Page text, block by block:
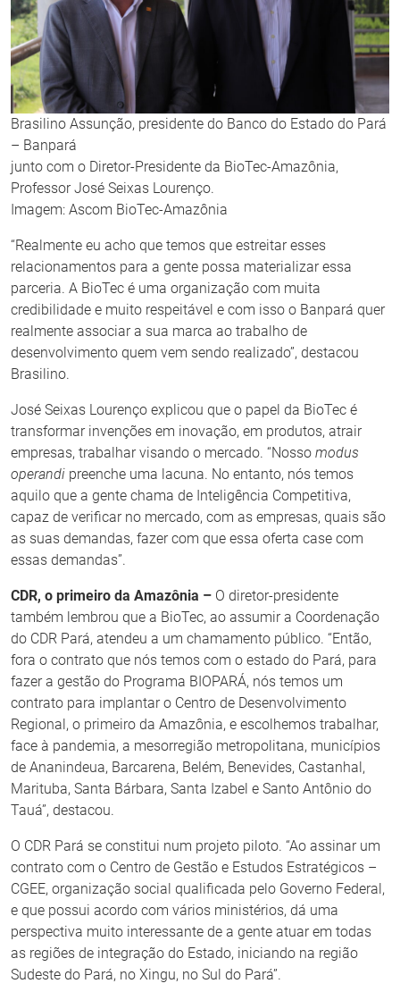
Brasilino Assunção, presidente do Banco do Estado do Pará
– Banpará
junto com o Diretor-Presidente da BioTec-Amazônia,
Professor José Seixas Lourenço.
Imagem: Ascom BioTec-Amazônia
“Realmente eu acho que temos que estreitar esses
relacionamentos para a gente possa materializar essa
parceria. A BioTec é uma organização com muita
credibilidade e muito respeitável e com isso o Banpará quer
realmente associar a sua marca ao trabalho de
desenvolvimento quem vem sendo realizado”, destacou
Brasilino.
José Seixas Lourenço explicou que o papel da BioTec é
transformar invenções em inovação, em produtos, atrair
empresas, trabalhar visando o mercado. “Nosso modus
operandi preenche uma lacuna. No entanto, nós temos
aquilo que a gente chama de Inteligência Competitiva,
capaz de verificar no mercado, com as empresas, quais são
as suas demandas, fazer com que essa oferta case com
essas demandas”.
CDR, o primeiro da Amazônia – O diretor-presidente
também lembrou que a BioTec, ao assumir a Coordenação
do CDR Pará, atendeu a um chamamento público. “Então,
fora o contrato que nós temos com o estado do Pará, para
fazer a gestão do Programa BIOPARÁ, nós temos um
contrato para implantar o Centro de Desenvolvimento
Regional, o primeiro da Amazônia, e escolhemos trabalhar,
face à pandemia, a mesorregião metropolitana, municípios
de Ananindeua, Barcarena, Belém, Benevides, Castanhal,
Marituba, Santa Bárbara, Santa Izabel e Santo Antônio do
Tauá”, destacou.
O CDR Pará se constitui num projeto piloto. “Ao assinar um
contrato com o Centro de Gestão e Estudos Estratégicos –
CGEE, organização social qualificada pelo Governo Federal,
e que possui acordo com vários ministérios, dá uma
perspectiva muito interessante de a gente atuar em todas
as regiões de integração do Estado, iniciando na região
Sudeste do Pará, no Xingu, no Sul do Pará”.